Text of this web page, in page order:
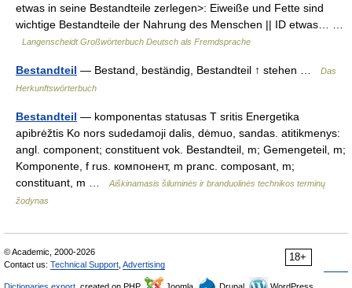
etwas in seine Bestandteile zerlegen>: Eiweiße und Fette sind
wichtige Bestandteile der Nahrung des Menschen || ID etwas… …
Langenscheidt Großwörterbuch Deutsch als Fremdsprache
Bestandteil — Bestand, beständig, Bestandteil ↑ stehen …
Das
Herkunftswörterbuch
Bestandteil — komponentas statusas T sritis Energetika
apibrėžtis Ko nors sudedamoji dalis, dėmuo, sandas. atitikmenys:
angl. component; constituent vok. Bestandteil, m; Gemengeteil, m;
Komponente, f rus. компонент, m pranc. composant, m;
constituant, m …
Aiškinamasis šiluminės ir branduolinės technikos terminų
žodynas
18+
© Academic, 2000-2026
Contact us: Technical Support Advertising